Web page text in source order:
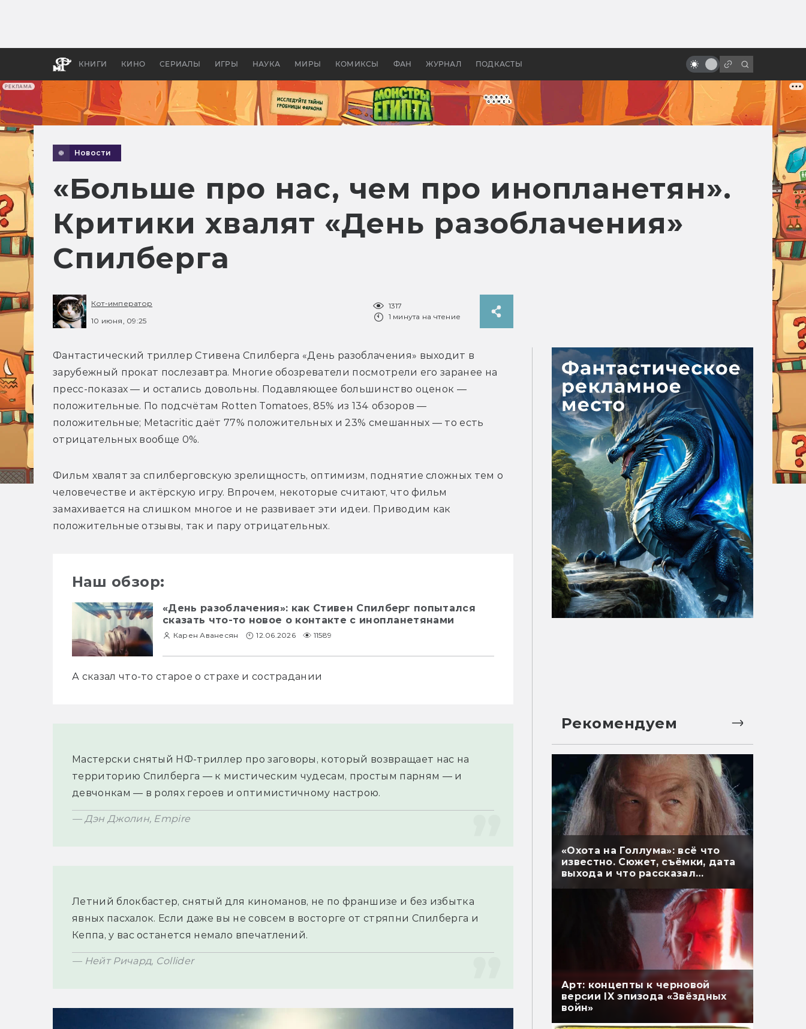
РЕКЛАМА
КНИГИ КИНО СЕРИАЛЫ ИГРЫ НАУКА МИРЫ КОМИКСЫ ФАН ЖУРНАЛ ПОДКАСТЫ
апокалипсис, в России —
бы «Властелина колец»
фанатов и от врагов
Новости
«Больше про нас, чем про инопланетян».
Критики хвалят «День разоблачения»
Спилберга
Кот-император
10 июня, 09:25
1317
1 минута на чтение
Фантастический триллер Стивена Спилберга «День разоблачения» выходит в
зарубежный прокат послезавтра. Многие обозреватели посмотрели его заранее на
пресс-показах — и остались довольны. Подавляющее большинство оценок —
положительные. По подсчётам Rotten Tomatoes, 85% из 134 обзоров —
положительные; Metacritic даёт 77% положительных и 23% смешанных — то есть
Фильм хвалят за спилберговскую зрелищность, оптимизм, поднятие сложных тем о
человечестве и актёрскую игру. Впрочем, некоторые считают, что фильм
замахивается на слишком многое и не развивает эти идеи. Приводим как
Наш обзор:
«День разоблачения»: как Стивен Спилберг попытался
сказать что-то новое о контакте с инопланетянами
Карен Аванесян 12.06.2026 11589
А сказал что-то старое о страхе и сострадании
Мастерски снятый НФ-триллер про заговоры, который возвращает нас на
территорию Спилберга — к мистическим чудесам, простым парням — и
Летний блокбастер, снятый для киноманов, не по франшизе и без избытка
явных пасхалок. Если даже вы не совсем в восторге от стряпни Спилберга и
— Нейт Ричард, Collider
Рекомендуем
«Охота на Голлума»: всё что
известно. Сюжет, съёмки, дата
выхода и что рассказал
Арт: концепты к черновой
версии IX эпизода «Звёздных
войн»